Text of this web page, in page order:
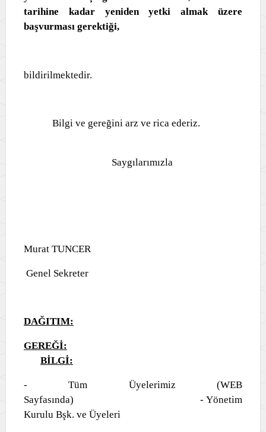
tarihine kadar yeniden yetki almak üzere
başvurması gerektiği,
bildirilmektedir.
Bilgi ve gereğini arz ve rica ederiz.
Saygılarımızla
Murat TUNCER
Genel Sekreter
DAĞITIM:
GEREĞİ:
BİLGİ:
- Tüm Üyelerimiz (WEB
Sayfasında) - Yönetim
Kurulu Bşk. ve Üyeleri